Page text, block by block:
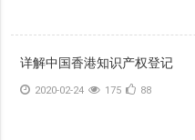
详解中国香港知识产权登记
2020-02-24 175 88